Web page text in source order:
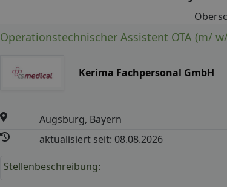
Operationstechnischer Assistent OTA (m/
Kerima Fachpersonal GmbH
Augsburg, Bayern
aktualisiert seit: 08.08.2026
Stellenbeschreibung: